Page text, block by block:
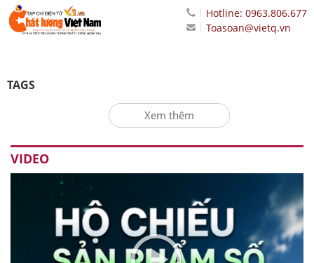
Hotline: 0963.806.677
Toasoan@vietq.vn
TAGS
Xem thêm
VIDEO